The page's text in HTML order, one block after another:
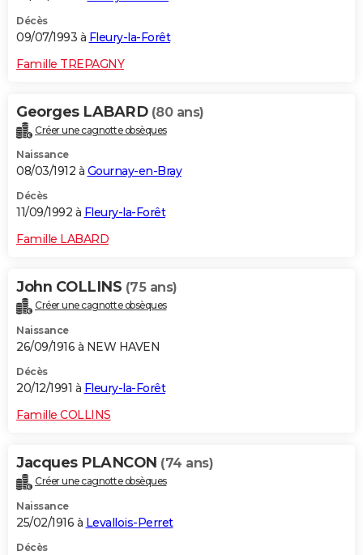
Décès
09/07/1993 à Fleury-la-Forêt
Famille TREPAGNY
Georges LABARD (80 ans)
Créer une cagnotte obsèques
Naissance
08/03/1912 à Gournay-en-Bray
Décès
11/09/1992 à Fleury-la-Forêt
Famille LABARD
John COLLINS (75 ans)
Créer une cagnotte obsèques
Naissance
26/09/1916 à NEW HAVEN
Décès
20/12/1991 à Fleury-la-Forêt
Famille COLLINS
Jacques PLANCON (74 ans)
Créer une cagnotte obsèques
Naissance
25/02/1916 à Levallois-Perret
Décès